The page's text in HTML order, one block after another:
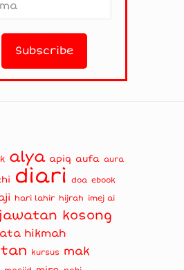
alya apiq aufa aura
diari doa ebook
hari lahir hijrah imej ai
jawatan kosong
hikmah
kursus mak